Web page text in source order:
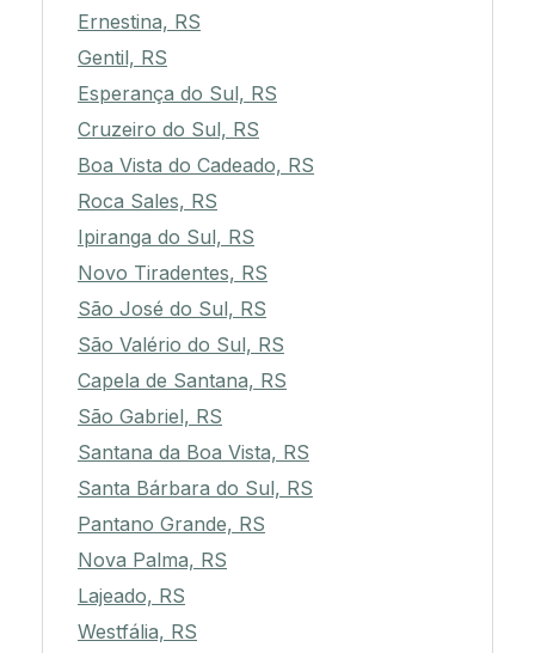
Ernestina, RS
Gentil, RS
Esperança do Sul, RS
Cruzeiro do Sul, RS
Boa Vista do Cadeado, RS
Roca Sales, RS
Ipiranga do Sul, RS
Novo Tiradentes, RS
São José do Sul, RS
São Valério do Sul, RS
Capela de Santana, RS
São Gabriel, RS
Santana da Boa Vista, RS
Santa Bárbara do Sul, RS
Pantano Grande, RS
Nova Palma, RS
Lajeado, RS
Westfália, RS